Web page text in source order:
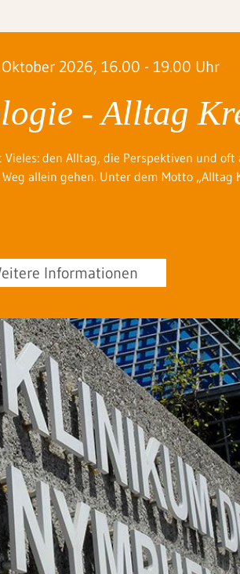
2026, 16.00 - 19.00 Uhr
- Alltag
den Alltag, die Perspektiven und oft
allein gehen. Unter dem Motto „Alltag
Informationen